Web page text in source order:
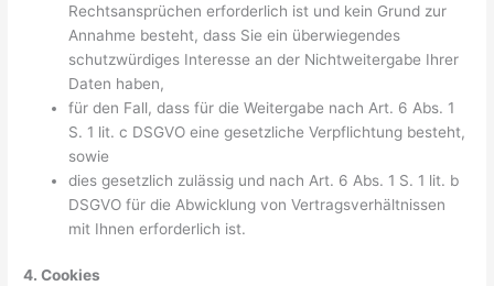
Rechtsansprüchen erforderlich ist und kein Grund zur
Annahme besteht, dass Sie ein überwiegendes
schutzwürdiges Interesse an der Nichtweitergabe Ihrer
Daten haben,
für den Fall, dass für die Weitergabe nach Art. 6 Abs. 1
S. 1 lit. c DSGVO eine gesetzliche Verpflichtung besteht,
sowie
dies gesetzlich zulässig und nach Art. 6 Abs. 1 S. 1 lit. b
DSGVO für die Abwicklung von Vertragsverhältnissen
mit Ihnen erforderlich ist.
4. Cookies